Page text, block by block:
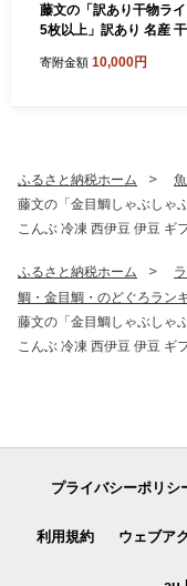
藤文の「訳あり干物ラ
5枚以上」訳あり 名産
直送 冷凍 ひもの 詰め合
寄附金額 10,000円
ふるさと納税ホーム
藤文の「金目鯛しゃぶしゃ
こんぶ 冷凍 西伊豆 伊豆 ギ
ふるさと納税ホーム
鯛・金目鯛・のどぐろラン
藤文の「金目鯛しゃぶしゃ
こんぶ 冷凍 西伊豆 伊豆 ギ
プライバシーポリシ
利用規約 ウェブア